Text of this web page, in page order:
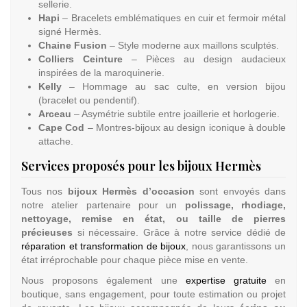
sellerie.
Hapi – Bracelets emblématiques en cuir et fermoir métal
signé Hermès.
Chaine Fusion – Style moderne aux maillons sculptés.
Colliers Ceinture – Pièces au design audacieux
inspirées de la maroquinerie.
Kelly – Hommage au sac culte, en version bijou
(bracelet ou pendentif).
Arceau – Asymétrie subtile entre joaillerie et horlogerie.
Cape Cod – Montres-bijoux au design iconique à double
attache.
Services proposés pour les bijoux Hermès
Tous nos bijoux Hermès d’occasion sont envoyés dans
notre atelier partenaire pour un polissage, rhodiage,
nettoyage, remise en état, ou taille de pierres
précieuses si nécessaire. Grâce à notre service dédié de
réparation et transformation de bijoux, nous garantissons un
état irréprochable pour chaque pièce mise en vente.
Nous proposons également une expertise gratuiteen
boutique, sans engagement, pour toute estimation ou projet